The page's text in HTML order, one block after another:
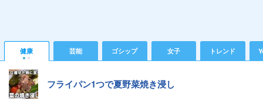
健康 芸能 ゴシップ 女子 トレンド
フライパン1つで夏野菜焼き浸し